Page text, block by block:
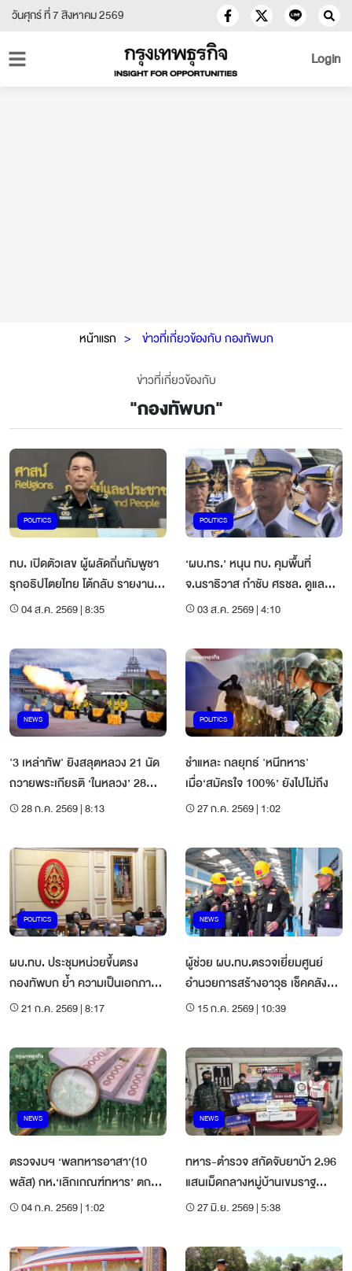
วันศุกร์ ที่ 7 สิงหาคม 2569
Login
หน้าแรก ข่าวที่เกี่ยวข้องกับ กองทัพบก
ข่าวที่เกี่ยวข้องกับ
"กองทัพบก"
POLITICS
ทบ. เปิดตัวเลข ผู้ผลัดถิ่นกัมพูชา
รุกอธิปไตยไทย โต้กลับ รายงานผู้
แทนพิเศษ UN
04 ส.ค. 2569 | 8:35
POLITICS
‘ผบ.ทร.’ หนุน ทบ. คุมพื้นที่
จ.นราธิวาส กำชับ ศรชล. ดูแล
ชายแดนทางน้ำ-ท่าเรือ
03 ส.ค. 2569 | 4:10
NEWS
'3 เหล่าทัพ' ยิงสลุตหลวง 21 นัด
ถวายพระเกียรติ ‘ในหลวง’ 28
ก.ค.28 ก.ค. 2569 | 8:13
POLITICS
ชำแหละ กลยุทธ์ 'หนีทหาร'
เมื่อ‘สมัครใจ 100%’ ยังไปไม่ถึง
27 ก.ค. 2569 | 1:02
POLITICS
ผบ.ทบ. ประชุมหน่วยขึ้นตรง
กองทัพบก ย้ำ ความเป็นเอกภาพ
ยึดมั่นอุดมการณ์
21 ก.ค. 2569 | 8:17
NEWS
ผู้ช่วย ผบ.ทบ.ตรวจเยี่ยมศูนย์
อำนวยการสร้างอาวุธ เช็คคลัง
แสง จ.ลพบุรี
15 ก.ค. 2569 | 10:39
NEWS
ตรวจงบฯ ‘พลทหารอาสา’(10
พลัส) กห.‘เลิกเกณฑ์ทหาร’ ตก
ปลาบ่อเดิม
04 ก.ค. 2569 | 1:02
NEWS
ทหาร-ตำรวจ สกัดจับยาบ้า 2.96
แสนเม็ดกลางหมู่บ้านเขมราฐ
คนร้ายทิ้งรถเผ่นหนี
27 มิ.ย. 2569 | 5:38